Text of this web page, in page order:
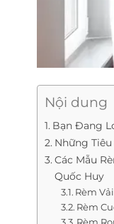
Nội dung
Bạn Đang
Những
Các Mẫu
Quốc Huy
Rèm
Rèm